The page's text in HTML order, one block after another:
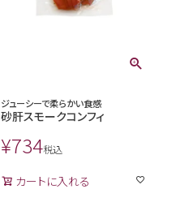
ジューシーで柔らかい食感
砂肝スモークコンフィ
¥734税込
カートに入れる